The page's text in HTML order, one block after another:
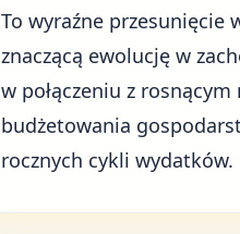
To wyraźne
znaczącą ewolucję w
w połączeniu z
budżetowania
rocznych cykli wydatków.